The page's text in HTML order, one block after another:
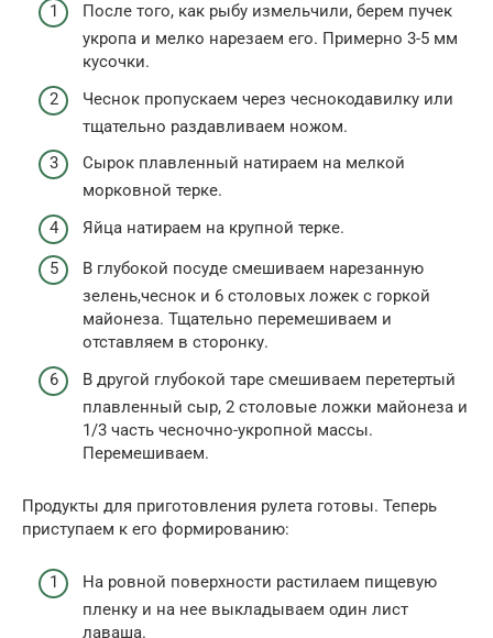
После того, как рыбу измельчили, берем пучек
укропа и мелко нарезаем его. Примерно 3-5 мм
кусочки.
Чеснок пропускаем через чеснокодавилку или
тщательно раздавливаем ножом.
Сырок плавленный натираем на мелкой
морковной терке.
Яйца натираем на крупной терке.
В глубокой посуде смешиваем нарезанную
зелень,чеснок и 6 столовых ложек с горкой
майонеза. Тщательно перемешиваем и
отставляем в сторонку.
В другой глубокой таре смешиваем перетертый
плавленный сыр, 2 столовые ложки майонеза и
1/3 часть чесночно-укропной массы.
Перемешиваем.
Продукты для приготовления рулета готовы. Теперь
приступаем к его формированию:
На ровной поверхности растилаем пищевую
пленку и на нее выкладываем один лист
лаваша.